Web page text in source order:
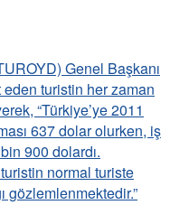
Genel Başkanı
turistin her zaman
“Türkiye’ye 2011
637 dolar olurken, iş
900 dolardı.
normal turiste
gözlemlenmektedir.”